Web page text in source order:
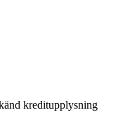
kreditupplysning